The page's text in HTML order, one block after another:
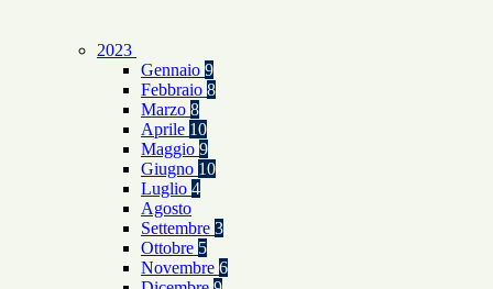
2023
Gennaio 9
Febbraio 8
Marzo 8
Aprile 10
Maggio 9
Giugno 10
Luglio 4
Agosto
Settembre 3
Ottobre 5
Novembre 6